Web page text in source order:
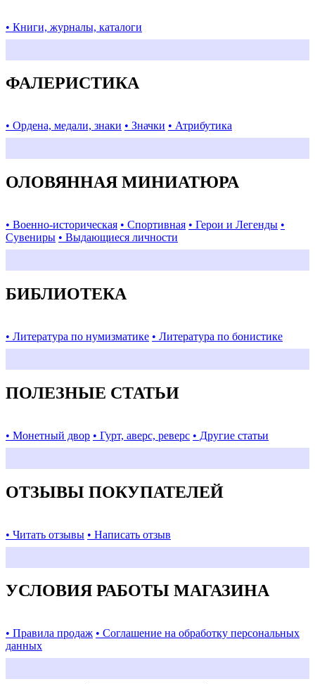
• Книги, журналы, каталоги
ФАЛЕРИСТИКА
• Ордена, медали, знаки • Значки • Атрибутика
ОЛОВЯННАЯ МИНИАТЮРА
• Военно-историческая • Спортивная • Герои и Легенды •
Сувениры • Выдающиеся личности
БИБЛИОТЕКА
• Литература по нумизматике • Литература по бонистике
ПОЛЕЗНЫЕ СТАТЬИ
• Монетный двор • Гурт, аверс, реверс • Другие статьи
ОТЗЫВЫ ПОКУПАТЕЛЕЙ
• Читать отзывы • Написать отзыв
УСЛОВИЯ РАБОТЫ МАГАЗИНА
• Правила продаж • Соглашение на обработку персональных
данных